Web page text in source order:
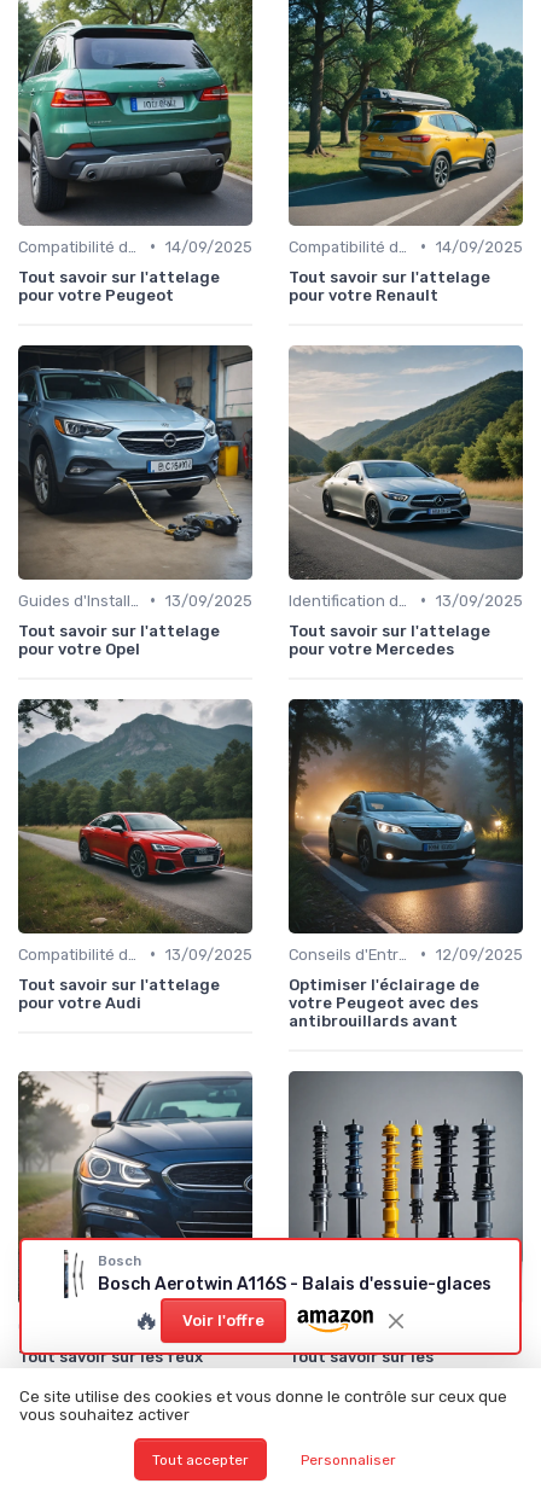
• 14/09/2025
Tout savoir sur l'attelage
pour votre Peugeot
• 14/09/2025
Tout savoir sur l'attelage
pour votre Renault
• 13/09/2025
Tout savoir sur l'attelage
pour votre Opel
• 13/09/2025
Tout savoir sur l'attelage
pour votre Mercedes
• 13/09/2025
Tout savoir sur l'attelage
pour votre Audi
• 12/09/2025
Optimiser l'éclairage de
votre Peugeot avec des
antibrouillards avant
Guides d'Installation et de Réparation •
12/09/2025
Tout savoir sur les feux
antibrouillard avant pour
Mercedes
Compatibilité des Pièces
Tout savoir sur les
amortisseurs pour votre
Renault
Bosch
Bosch Aerotwin A116S - Balais d'essuie-glaces
🔥 Voir l'offre
Ce site utilise des cookies et vous donne le contrôle sur ceux que
vous souhaitez activer
Tout accepter Personnaliser